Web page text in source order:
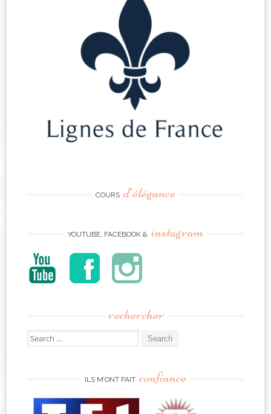
COURS d’élégance
YOUTUBE, FACEBOOK & instagram
rechercher
Search
for:
ILS M’ONT FAIT confiance